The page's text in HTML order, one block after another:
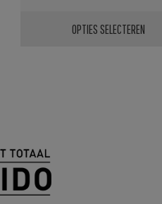
OPTIES SELECTEREN
Deze
optie
kan